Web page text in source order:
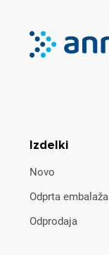
Izdelki
Novo
Odprta embalaža
Odprodaja